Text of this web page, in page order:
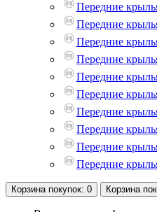
Передние
Передние
Передние
Передние
Передние
Передние
Передние
Передние
Передние
Передние
Корзина покупок: 0 Корзина